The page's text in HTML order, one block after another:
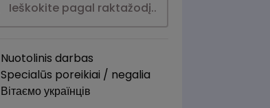
Nuotolinis darbas
Specialūs poreikiai / negalia
Вітаємо українців